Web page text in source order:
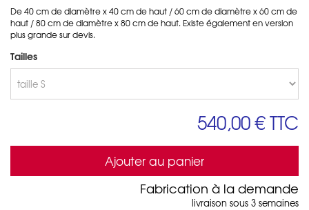
De 40 cm de diamètre x 40 cm de haut / 60 cm de diamètre x 60 cm de
haut / 80 cm de diamètre x 80 cm de haut. Existe également en version
plus grande sur devis.
Tailles
540,00 €TTC
Ajouter au panier
Fabrication à la demande
livraison sous 3 semaines